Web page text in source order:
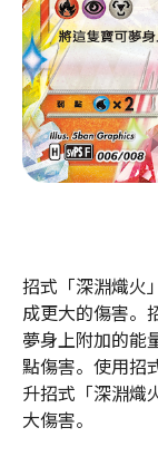
招式「深淵熾火
成更大的傷害。
夢身上附加的能
點傷害。使用招
升招式「深淵熾
大傷害。